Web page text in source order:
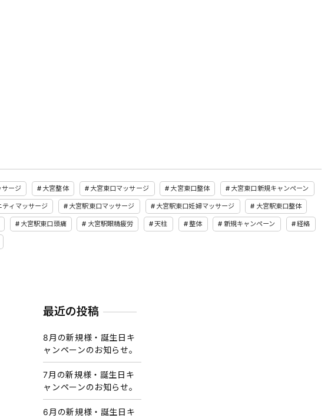
サージ 大宮整体 大宮東口マッサージ 大宮東口整体 大宮東口新規キャンペーン
ティマッサージ 大宮駅東口マッサージ 大宮駅東口妊婦マッサージ 大宮駅東口整体
大宮駅東口頭痛 大宮駅眼精疲労 天柱 整体 新規キャンペーン 経絡
最近の投稿
8月の新規様・誕生日キ
ャンペーンのお知らせ。
7月の新規様・誕生日キ
ャンペーンのお知らせ。
6月の新規様・誕生日キ